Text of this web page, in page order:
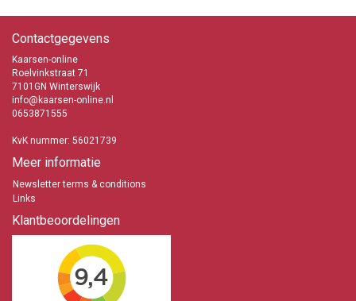
Contactgegevens
Kaarsen-online
Roelvinkstraat 71
7101GN Winterswijk
info@kaarsen-online.nl
0653871555
KvK nummer: 56021739
Meer informatie
Newsletter terms & conditions
Links
Klantbeoordelingen